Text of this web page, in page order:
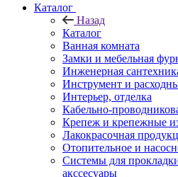
Каталог
Назад
Каталог
Ванная комната
Замки и мебельная
Инженерная
Инструмент и
Интерьер, отделка
Кабельно-
Крепеж и крепежные
Лакокрасочная
Отопительное и
Системы для
акссесуары